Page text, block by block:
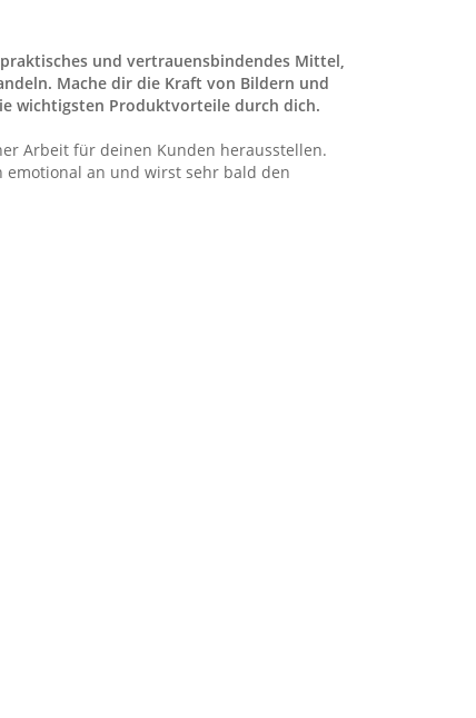
und vertrauensbindendes Mittel,
Mache dir die Kraft von Bildern und
wichtigsten Produktvorteile durch dich.
Arbeit für deinen Kunden herausstellen.
an und wirst sehr bald den